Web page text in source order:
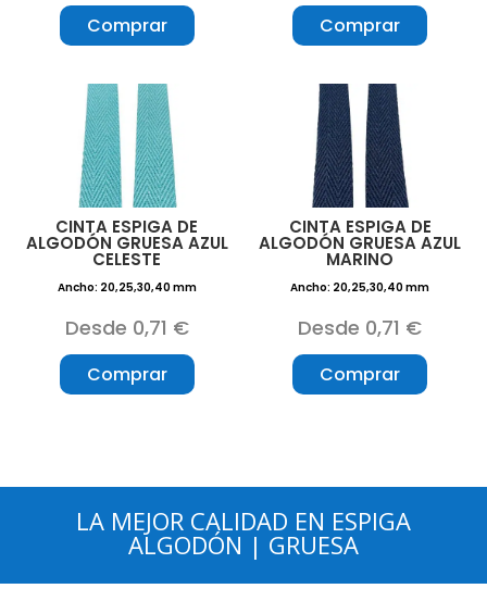
Comprar Comprar
CINTA ESPIGA DE
ALGODÓN GRUESA AZUL
CELESTE
Ancho: 20,25,30,40 mm
Desde 0,71 €
Comprar
CINTA ESPIGA DE
ALGODÓN GRUESA AZUL
MARINO
Ancho: 20,25,30,40 mm
Desde 0,71 €
Comprar
LA MEJOR CALIDAD EN ESPIGA
ALGODÓN | GRUESA